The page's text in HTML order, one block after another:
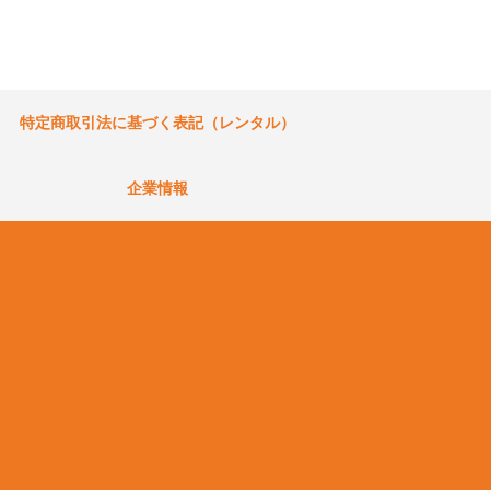
特定商取引法に基づく表記（レンタル）
企業情報